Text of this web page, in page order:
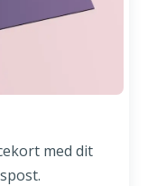
med dit